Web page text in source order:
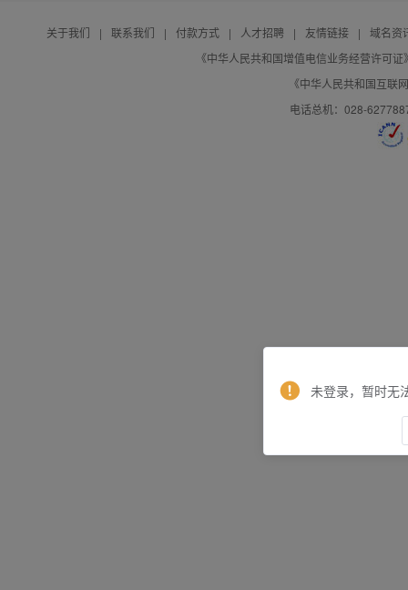
关于我们 | 联系我们 | 付款方式 | 人才招聘 | 友情链接 |
域名资
《中华人民共和国增值电信业务经营许可
《中华人民共和国互联
电话总机：028-
未登录，暂时无